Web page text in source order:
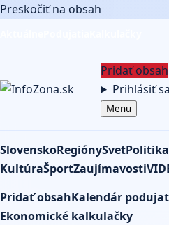
Preskočiť na obsah
Pridať obsah
Prihlásiť sa
Menu
SlovenskoRegiónySvetPolitika
KultúraŠportZaujímavosti
Pridať obsahKalendár
Ekonomické kalkulačky